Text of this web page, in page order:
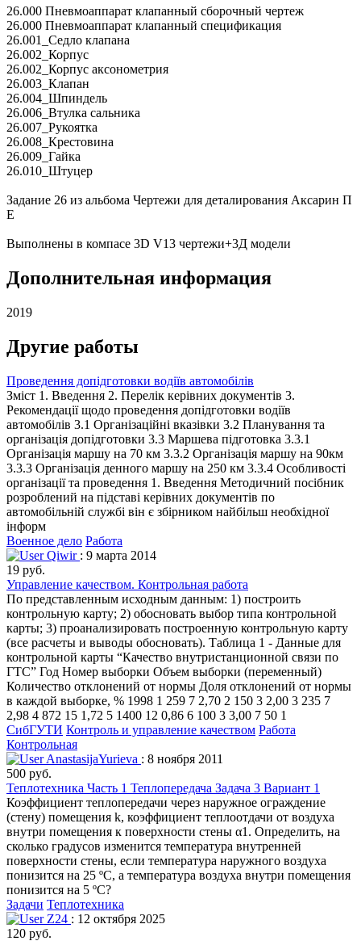
26.000 Пневмоаппарат клапанный сборочный чертеж
26.000 Пневмоаппарат клапанный спецификация
26.001_Седло клапана
26.002_Корпус
26.002_Корпус аксонометрия
26.003_Клапан
26.004_Шпиндель
26.006_Втулка сальника
26.007_Рукоятка
26.008_Крестовина
26.009_Гайка
26.010_Штуцер
Задание 26 из альбома Чертежи для деталирования Аксарин П
Е
Выполнены в компасе 3D V13 чертежи+3Д модели
Дополнительная информация
2019
Другие работы
Проведення допідготовки водіїв автомобілів
Зміст 1. Введення 2. Перелік керівних документів 3.
Рекомендації щодо проведення допідготовки водіїв
автомобілів 3.1 Організаційні вказівки 3.2 Планування та
організація допідготовки 3.3 Маршева підготовка 3.3.1
Організація маршу на 70 км 3.3.2 Організація маршу на 90км
3.3.3 Організація денного маршу на 250 км 3.3.4 Особливості
організації та проведення 1. Введення Методичний посібник
розроблений на підставі керівних документів по
автомобільній службі він є збірником найбільш необхідної
інформ
Военное дело Работа
Qiwir : 9 марта 2014
19 руб.
Управление качеством. Контрольная работа
По представленным исходным данным: 1) построить
контрольную карту; 2) обосновать выбор типа контрольной
карты; 3) проанализировать построенную контрольную карту
(все расчеты и выводы обосновать). Таблица 1 - Данные для
контрольной карты “Качество внутристанционной связи по
ГТС” Год Номер выборки Объем выборки (переменный)
Количество отклонений от нормы Доля отклонений от нормы
в каждой выборке, % 1998 1 259 7 2,70 2 150 3 2,00 3 235 7
2,98 4 872 15 1,72 5 1400 12 0,86 6 100 3 3,00 7 50 1
СибГУТИ Контроль и управление качеством Работа
Контрольная
AnastasijaYurieva : 8 ноября 2011
500 руб.
Теплотехника Часть 1 Теплопередача Задача 3 Вариант 1
Коэффициент теплопередачи через наружное ограждение
(стену) помещения k, коэффициент теплоотдачи от воздуха
внутри помещения к поверхности стены α1. Определить, на
сколько градусов изменится температура внутренней
поверхности стены, если температура наружного воздуха
понизится на 25 ºC, а температура воздуха внутри помещения
понизится на 5 ºC?
Задачи Теплотехника
Z24 : 12 октября 2025
120 руб.